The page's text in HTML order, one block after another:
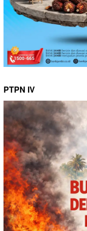
PTPN IV